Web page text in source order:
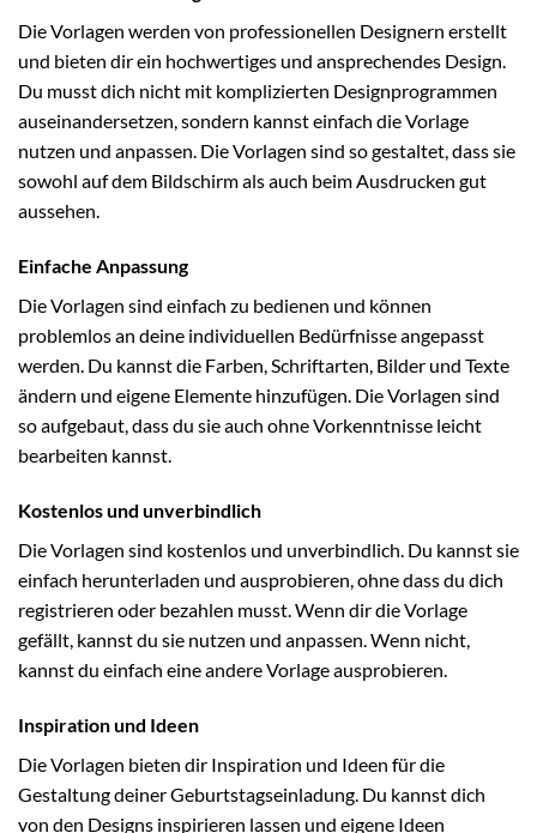
Die Vorlagen werden von professionellen Designern erstellt
und bieten dir ein hochwertiges und ansprechendes Design.
Du musst dich nicht mit komplizierten Designprogrammen
auseinandersetzen, sondern kannst einfach die Vorlage
nutzen und anpassen. Die Vorlagen sind so gestaltet, dass sie
sowohl auf dem Bildschirm als auch beim Ausdrucken gut
aussehen.
Einfache Anpassung
Die Vorlagen sind einfach zu bedienen und können
problemlos an deine individuellen Bedürfnisse angepasst
werden. Du kannst die Farben, Schriftarten, Bilder und Texte
ändern und eigene Elemente hinzufügen. Die Vorlagen sind
so aufgebaut, dass du sie auch ohne Vorkenntnisse leicht
bearbeiten kannst.
Kostenlos und unverbindlich
Die Vorlagen sind kostenlos und unverbindlich. Du kannst sie
einfach herunterladen und ausprobieren, ohne dass du dich
registrieren oder bezahlen musst. Wenn dir die Vorlage
gefällt, kannst du sie nutzen und anpassen. Wenn nicht,
kannst du einfach eine andere Vorlage ausprobieren.
Inspiration und Ideen
Die Vorlagen bieten dir Inspiration und Ideen für die
Gestaltung deiner Geburtstagseinladung. Du kannst dich
von den Designs inspirieren lassen und eigene Ideen